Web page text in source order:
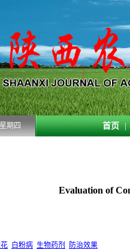
期四 首页 |
Evaluation of
白粉病 生物药剂 防治效果